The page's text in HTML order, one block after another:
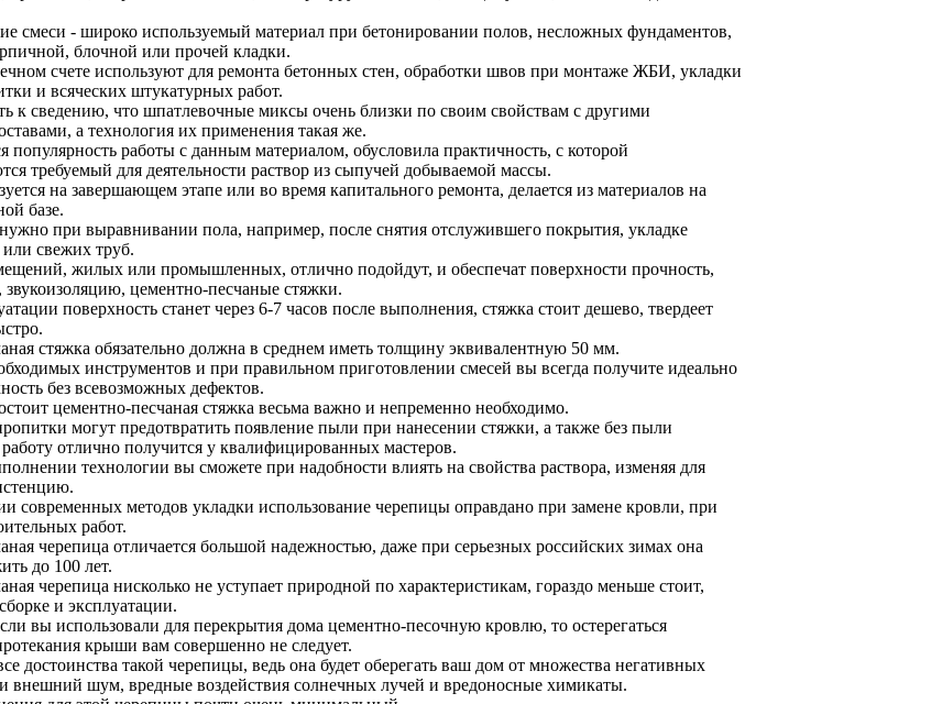
смеси - широко используемый материал при бетонировании полов, несложных фундаментов,
блочной или прочей кладки.
счете используют для ремонта бетонных стен, обработки швов при монтаже ЖБИ, укладки
и всяческих штукатурных работ.
к сведению, что шпатлевочные миксы очень близки по своим свойствам с другими
а технология их применения такая же.
работы с данным материалом, обусловила практичность, с которой
требуемый для деятельности раствор из сыпучей добываемой массы.
на завершающем этапе или во время капитального ремонта, делается из материалов на
базе.
при выравнивании пола, например, после снятия отслужившего покрытия, укладке
свежих труб.
жилых или промышленных, отлично подойдут, и обеспечат поверхности прочность,
звукоизоляцию, цементно-песчаные стяжки.
поверхность станет через 6-7 часов после выполнения, стяжка стоит дешево, твердеет
стяжка обязательно должна в среднем иметь толщину эквивалентную 50 мм.
инструментов и при правильном приготовлении смесей вы всегда получите идеально
без всевозможных дефектов.
цементно-песчаная стяжка весьма важно и непременно необходимо.
могут предотвратить появление пыли при нанесении стяжки, а также без пыли
отлично получится у квалифицированных мастеров.
технологии вы сможете при надобности влиять на свойства раствора, изменяя для
современных методов укладки использование черепицы оправдано при замене кровли, при
работ.
черепица отличается большой надежностью, даже при серьезных российских зимах она
до 100 лет.
черепица нисколько не уступает природной по характеристикам, гораздо меньше стоит,
и эксплуатации.
вы использовали для перекрытия дома цементно-песочную кровлю, то остерегаться
крыши вам совершенно не следует.
достоинства такой черепицы, ведь она будет оберегать ваш дом от множества негативных
внешний шум, вредные воздействия солнечных лучей и вредоносные химикаты.